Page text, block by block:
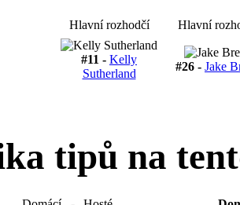
Hlavní rozhodčí Hlavní
#11 - Kelly
Sutherland
#26 - Jake
tipů na